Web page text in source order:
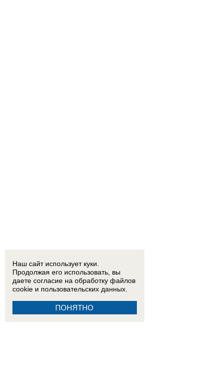
Наш сайт использует куки.
Продолжая его использовать, вы
даете согласие на обработку файлов
cookie и пользовательских данных.
ПОНЯТНО